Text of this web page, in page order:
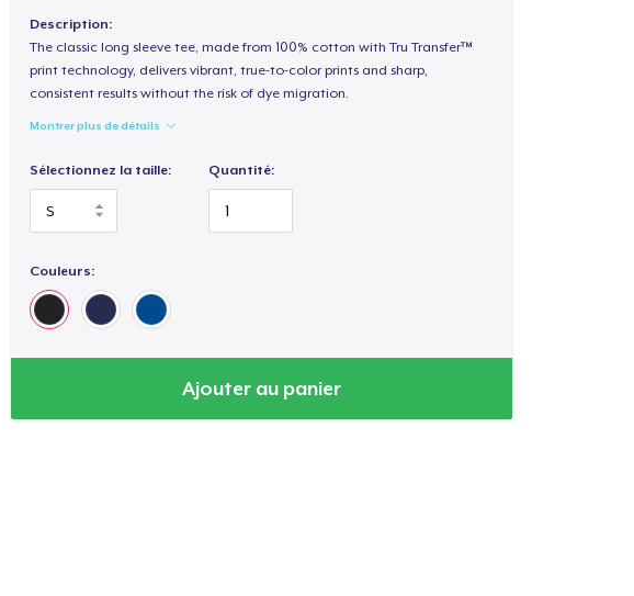
Description:
The classic long sleeve tee, made from 100% cotton with Tru Transfer™
print technology, delivers vibrant, true-to-color prints and sharp,
consistent results without the risk of dye migration.
Montrer plus de détails
Sélectionnez la taille: Quantité:
Couleurs:
Ajouter au panier